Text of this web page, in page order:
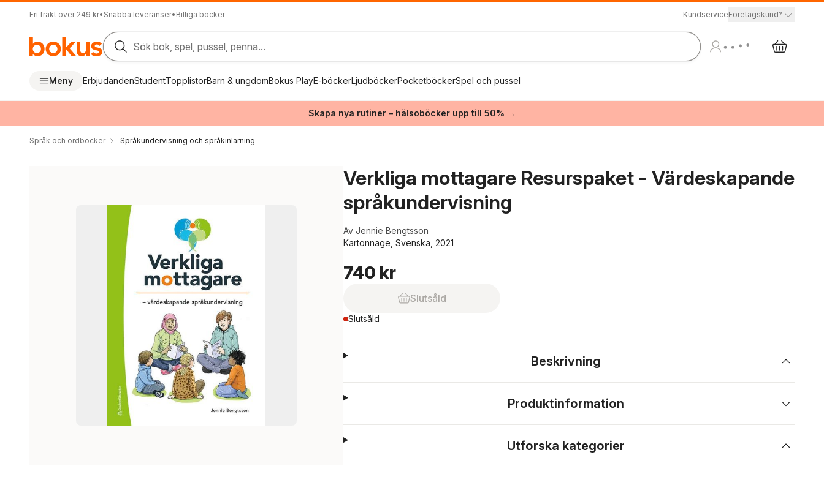
Fri frakt över 249 kr• Snabba leveranser• Billiga böcker KundserviceFöretagskund?
Sök bok, spel, pussel, penna...
Meny ErbjudandenStudentTopplistorBarn & ungdomBokus PlayE-böckerLjudböckerPocketböckerSpel och pussel
Skapa nya rutiner – hälsoböcker upp till 50% →
Språk och ordböcker Språkundervisning och språkinlärning
Verkliga mottagare Resurspaket - Värdeskapande
språkundervisning
Av Jennie Bengtsson
Kartonnage, Svenska, 2021
740 kr
Slutsåld
Slutsåld
Beskrivning
Produktinformation
Utforska kategorier